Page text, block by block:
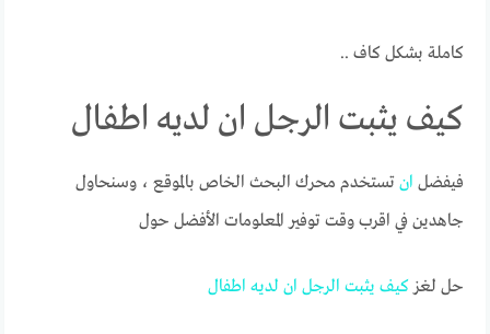
كاملة بشكل كاف ..
كيف يثبت الرجل ان لديه اطفال
فيفضل ان تستخدم محرك البحث الخاص بالموقع ، وسنحاول
جاهدين في اقرب وقت توفير المعلومات الأفضل حول
حل لغزكيف يثبت الرجل ان لديه اطفال